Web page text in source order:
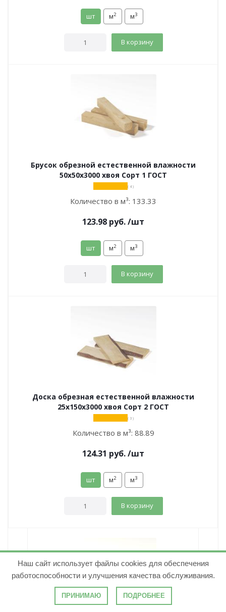
шт м2 м3
В корзину
Брусок обрезной естественной влажности
50х50х3000 хвоя Сорт 1 ГОСТ
( 4 )
Количество в м³: 133.33
123.98 руб./шт
шт м2 м3
В корзину
Доска обрезная естественной влажности
25х150х3000 хвоя Сорт 2 ГОСТ
( 3 )
Количество в м³: 88.89
124.31 руб./шт
шт м2 м3
В корзину
Наш сайт использует файлы cookies для обеспечения
работоспособности и улучшения качества обслуживания.
ПРИНИМАЮ ПОДРОБНЕЕ